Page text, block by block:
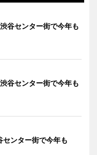
谷センター街で今年も
谷センター街で今年も
センター街で今年も